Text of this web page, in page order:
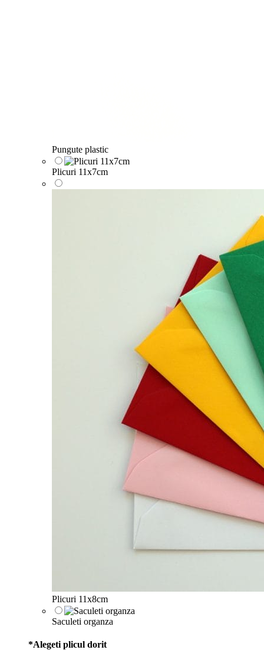
Pungute plastic
Plicuri 11x7cm
Plicuri 11x8cm
Saculeti organza
*Alegeti plicul dorit